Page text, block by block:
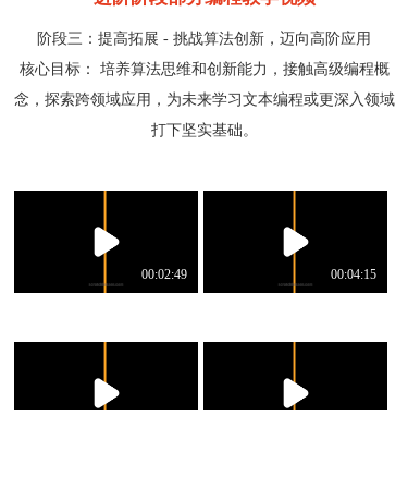
00:02:49 00:04:15
阶段三：提高拓展 - 挑战算法创新，迈向高阶应用
核心目标： 培养算法思维和创新能力，接触高级编程概
念，探索跨领域应用，为未来学习文本编程或更深入领域
打下坚实基础。